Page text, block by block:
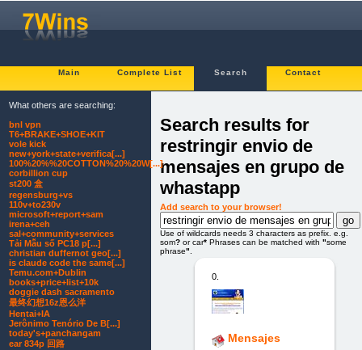
Main Complete List Search Contact
Search results for
restringir envio de
mensajes en grupo de
whastapp
Add search to your browser!
Use of wildcards needs 3 characters as prefix. e.g.
som? or car* Phrases can be matched with "some
phrase"
0.
Mensajes
What others are searching:
bnl vpn
T6+BRAKE+SHOE+KIT
vole kick
new+york+state+verifica[...]
100%20%%20COTTON%20%20W[...]
corbillion cup
st200 盒
regensburg+vs
110v+to230v
microsoft+report+sam
irena+ceh
sal+community+services
Tải Mẫu số PC18 p[...]
christian duffernot geo[...]
is claude code the same[...]
Temu.com+Dublin
books+price+list+10k
doggie dash sacramento
最终幻想16z恩么洋
Hentai+IA
Jerônimo Tenório De B[...]
today's+panchangam
ear 834p 回路